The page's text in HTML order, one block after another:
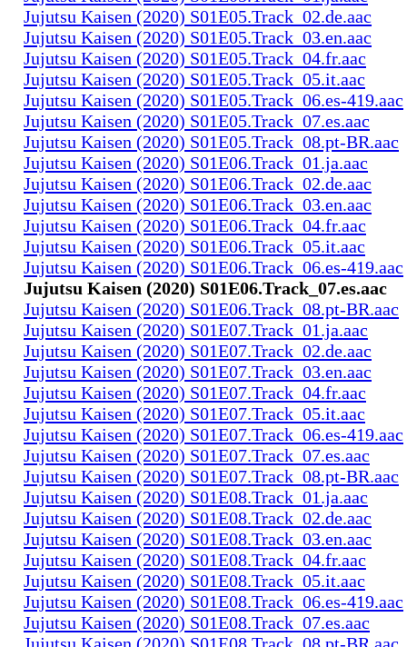
Jujutsu Kaisen (2020) S01E05.Track_02.de.aac
Jujutsu Kaisen (2020) S01E05.Track_03.en.aac
Jujutsu Kaisen (2020) S01E05.Track_04.fr.aac
Jujutsu Kaisen (2020) S01E05.Track_05.it.aac
Jujutsu Kaisen (2020) S01E05.Track_06.es-419.aac
Jujutsu Kaisen (2020) S01E05.Track_07.es.aac
Jujutsu Kaisen (2020) S01E05.Track_08.pt-BR.aac
Jujutsu Kaisen (2020) S01E06.Track_01.ja.aac
Jujutsu Kaisen (2020) S01E06.Track_02.de.aac
Jujutsu Kaisen (2020) S01E06.Track_03.en.aac
Jujutsu Kaisen (2020) S01E06.Track_04.fr.aac
Jujutsu Kaisen (2020) S01E06.Track_05.it.aac
Jujutsu Kaisen (2020) S01E06.Track_06.es-419.aac
Jujutsu Kaisen (2020) S01E06.Track_07.es.aac
Jujutsu Kaisen (2020) S01E06.Track_08.pt-BR.aac
Jujutsu Kaisen (2020) S01E07.Track_01.ja.aac
Jujutsu Kaisen (2020) S01E07.Track_02.de.aac
Jujutsu Kaisen (2020) S01E07.Track_03.en.aac
Jujutsu Kaisen (2020) S01E07.Track_04.fr.aac
Jujutsu Kaisen (2020) S01E07.Track_05.it.aac
Jujutsu Kaisen (2020) S01E07.Track_06.es-419.aac
Jujutsu Kaisen (2020) S01E07.Track_07.es.aac
Jujutsu Kaisen (2020) S01E07.Track_08.pt-BR.aac
Jujutsu Kaisen (2020) S01E08.Track_01.ja.aac
Jujutsu Kaisen (2020) S01E08.Track_02.de.aac
Jujutsu Kaisen (2020) S01E08.Track_03.en.aac
Jujutsu Kaisen (2020) S01E08.Track_04.fr.aac
Jujutsu Kaisen (2020) S01E08.Track_05.it.aac
Jujutsu Kaisen (2020) S01E08.Track_06.es-419.aac
Jujutsu Kaisen (2020) S01E08.Track_07.es.aac